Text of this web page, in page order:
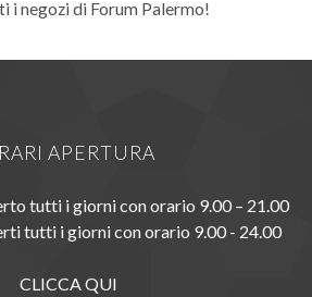
i negozi di Forum Palermo!
APERTURA
tutti i giorni con orario 9.00 – 21.00
tutti i giorni con orario 9.00 - 24.00
CLICCA QUI